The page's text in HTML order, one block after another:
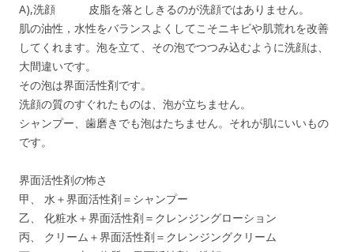
A),洗顔 皮脂を落としきるのが洗顔ではありません。
肌の油性，水性をバランスよくしてこそニキビや肌荒れを改善
してくれます。泡を立て、その泡でつつみ込むように洗顔は、
大間違いです。
その泡は界面活性剤です。
洗顔の質のすぐれたものは、泡が立ちません。
シャンプー、歯磨きでも泡はたちません。それが肌にいいもの
です。
界面活性剤の怖さ
甲、 水＋界面活性剤＝シャンプー
乙、 化粧水＋界面活性剤＝クレンジングローション
丙、 クリーム＋界面活性剤＝クレンジングクリーム